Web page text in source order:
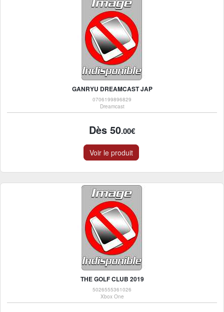
GANRYU DREAMCAST JAP
0706199896829
Dreamcast
Dès 50.00€
Voir le produit
THE GOLF CLUB 2019
5026555361026
Xbox One